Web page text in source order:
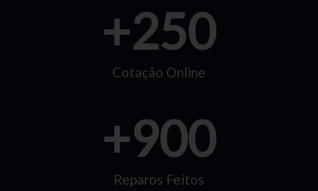
Cotação Online
+250
Reparos Feitos
+900